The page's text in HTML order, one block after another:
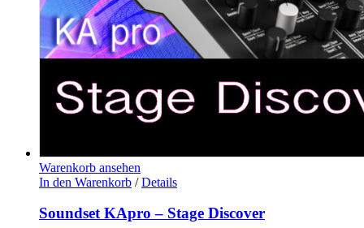
Warenkorb ansehen
In den Warenkorb / Details
Soundset KApro – Stage Discover